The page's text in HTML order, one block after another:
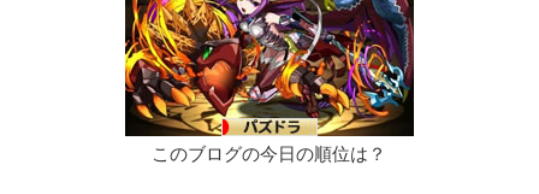
このブログの今日の順位は？